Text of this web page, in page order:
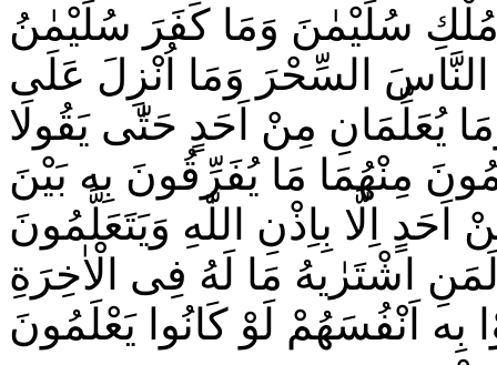
مُلْكِ سُلَيْمٰنَ وَمَا كَفَرَ سُلَيْمٰنُ
السِّحْرَ وَمَا اُنْزِلَ عَلَى
يُعَلِّمَانِ مِنْ اَحَدٍ حَتّٰى يَقُولَا
مِنْهُمَا مَا يُفَرِّقُونَ بِه بَيْنَ
اِلَّا بِاِذْنِ اللّٰهِ وَيَتَعَلَّمُونَ
اشْتَرٰيهُ مَا لَهُ فِى الْاٰخِرَةِ
اَنْفُسَهُمْ لَوْ كَانُوا يَعْلَمُونَ